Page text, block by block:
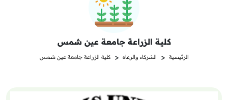
كلية الزراعة جامعة عين شمس
الرئيسية < الشركاء والرعاه < كلية الزراعة جامعة عين شمس